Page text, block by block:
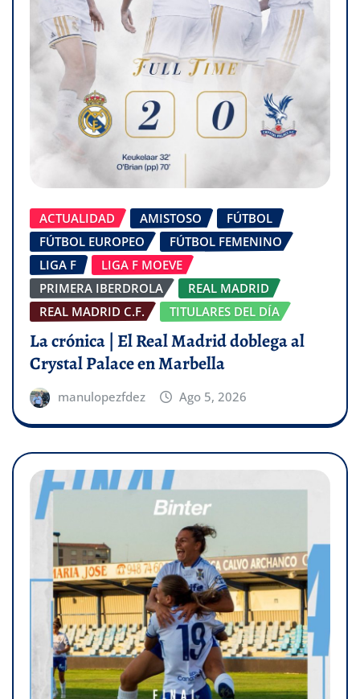
ACTUALIDAD AMISTOSO
FÚTBOL
FÚTBOL EUROPEO
FÚTBOL FEMENINO
LIGA F
LIGA F MOEVE
PRIMERA IBERDROLA
REAL MADRID
REAL MADRID C.F.
TITULARES DEL DÍA
La crónica | El Real Madrid doblega al
Crystal Palace en Marbella
manulopezfdez Ago 5, 2026